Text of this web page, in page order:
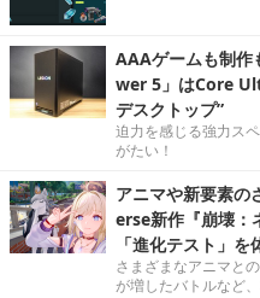
AAAゲームも制
wer 5」はCore
デスクトップ”
迫力を感じる強力ス
がたい！
アニマや新要素の
erse新作『崩壊：
「進化テスト」を
さまざまなアニマと
が増したバトルなど